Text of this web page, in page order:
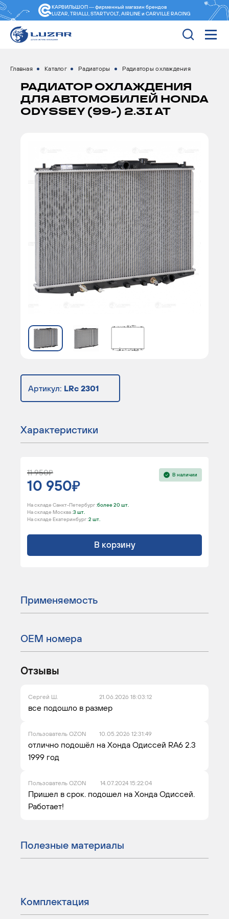
КАРВИЛЬШОП — фирменный магазин брендов
LUZAR, TRIALLI, STARTVOLT, AIRLINE и CARVILLE RACING
Главная Каталог Радиаторы Радиаторы охлаждения
РАДИАТОР ОХЛАЖДЕНИЯ
ДЛЯ АВТОМОБИЛЕЙ HONDA
ODYSSEY (99-) 2.3I AT
Артикул: LRc 2301
Характеристики
11 950
10 950
В наличии
На складе Санкт-Петербург :более 20 шт.
На складе Москва :3 шт.
На складе Екатеринбург :2 шт.
В корзину
Применяемость
ОЕМ номера
Отзывы
Сергей Ш. 21.06.2026 18:03:12
все подошло в размер
Пользователь OZON 10.05.2026 12:31:49
отлично подошёл на Хонда Одиссей RA6 2.3
1999 год
Пользователь OZON 14.07.2024 15:22:04
Пришел в срок. подошел на Хонда Одиссей.
Работает!
Полезные материалы
Комплектация